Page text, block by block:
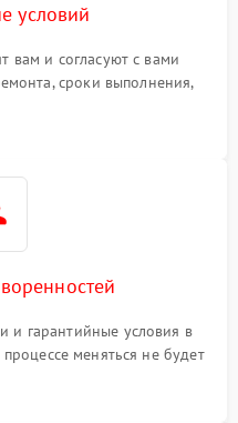
условий
вам и согласуют с вами
сроки выполнения,
условия
и гарантийные условия в
меняться не будет